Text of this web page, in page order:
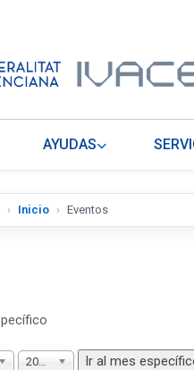
AYUDAS
Inicio Eventos
2026
Ir al mes